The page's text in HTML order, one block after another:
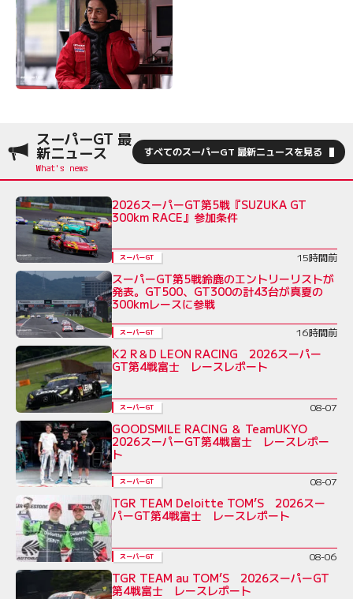
スーパーGT 最
新ニュース すべてのスーパーGT 最新ニュースを見る
2026スーパーGT第5戦『SUZUKA GT
300km RACE』参加条件
スーパーGT 15時間前
スーパーGT第5戦鈴鹿のエントリーリストが
発表。GT500、GT300の計43台が真夏の
300kmレースに参戦
スーパーGT 16時間前
K2 R＆D LEON RACING 2026スーパー
GT第4戦富士 レースレポート
スーパーGT 08-07
GOODSMILE RACING ＆ TeamUKYO
2026スーパーGT第4戦富士 レースレポー
ト
スーパーGT 08-07
TGR TEAM Deloitte TOM’S 2026スー
パーGT第4戦富士 レースレポート
スーパーGT 08-06
TGR TEAM au TOM’S 2026スーパーGT
第4戦富士 レースレポート